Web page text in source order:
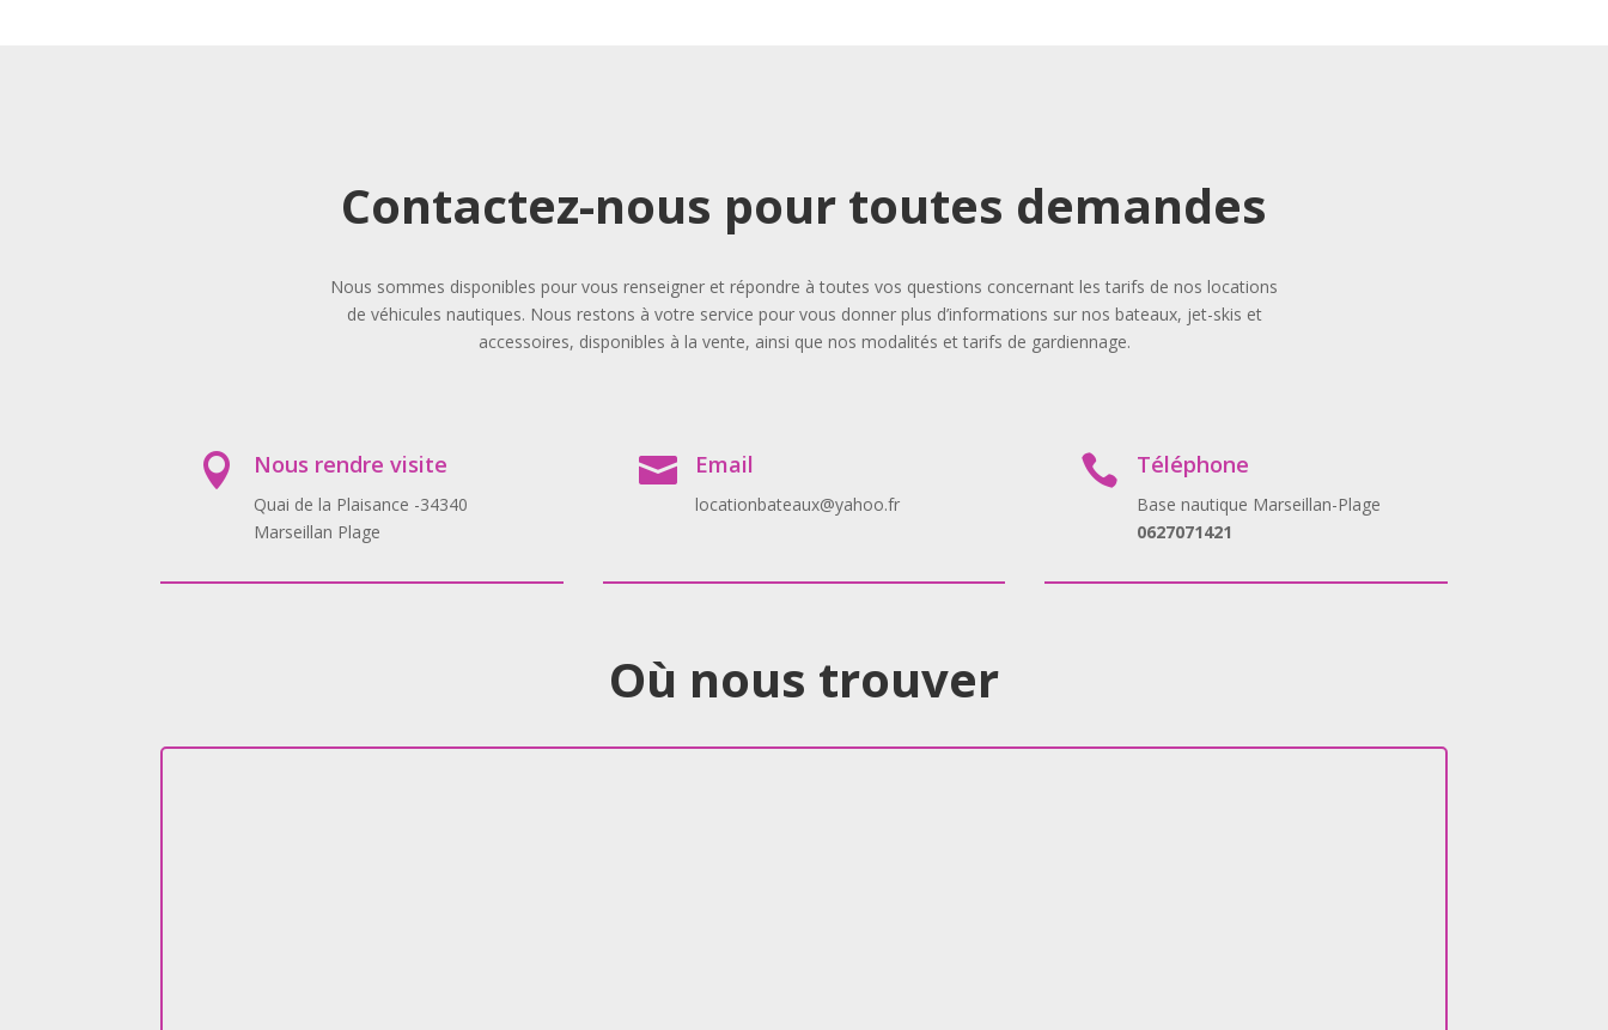
Contactez-nous pour toutes demandes
Nous sommes disponibles pour vous renseigner et répondre à toutes vos questions concernant les tarifs de nos locations
de véhicules nautiques. Nous restons à votre service pour vous donner plus d’informations sur nos bateaux, jet-skis et
accessoires, disponibles à la vente, ainsi que nos modalités et tarifs de gardiennage.
 Nous rendre visite
Quai de la Plaisance -34340
Marseillan Plage
 Email
locationbateaux@yahoo.fr
 Téléphone
Base nautique Marseillan-Plage
0627071421
Où nous trouver